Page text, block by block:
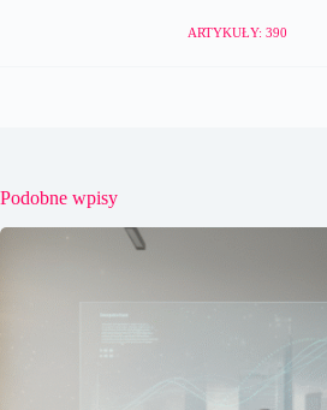
ARTYKUŁY: 390
Podobne wpisy